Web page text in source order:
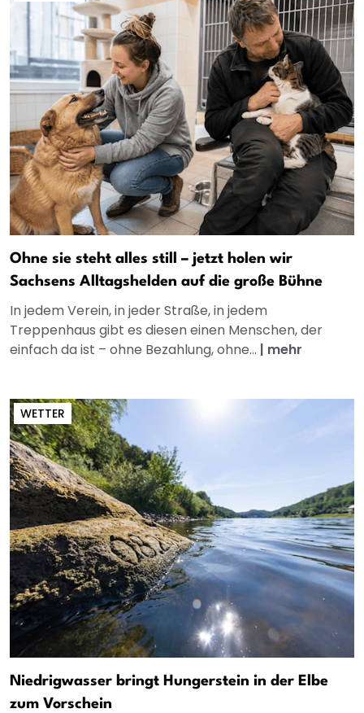
Ohne sie steht alles still – jetzt holen wir
Sachsens Alltagshelden auf die große Bühne
In jedem Verein, in jeder Straße, in jedem
Treppenhaus gibt es diesen einen Menschen, der
einfach da ist – ohne Bezahlung, ohne... | mehr
WETTER
Niedrigwasser bringt Hungerstein in der Elbe
zum Vorschein